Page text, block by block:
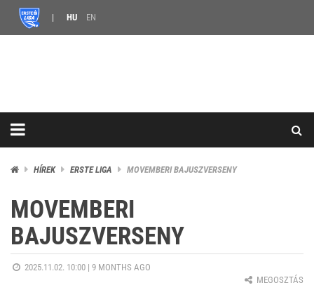
HU EN
HÍREK ERSTE LIGA MOVEMBERI BAJUSZVERSENY
MOVEMBERI
BAJUSZVERSENY
2025.11.02. 10:00 | 9 MONTHS AGO
MEGOSZTÁS